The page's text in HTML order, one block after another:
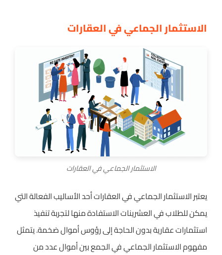
الاستثمار الجماعي في العقارات
الاستثمار الجماعي في العقارات
يعتبر الاستثمار الجماعي في العقارات أحد الأساليب الفعالة التي
يمكن للطلاب في العشرينات الاستفادة منها لتجربة تنفيذ
استثمارات عقارية بدون الحاجة إلى رؤوس أموال ضخمة. يتمثل
مفهوم الاستثمار الجماعي في الجمع بين أموال عدد من